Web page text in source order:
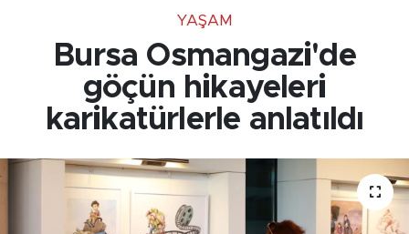
YAŞAM
Bursa Osmangazi'de
göçün hikayeleri
karikatürlerle anlatıldı